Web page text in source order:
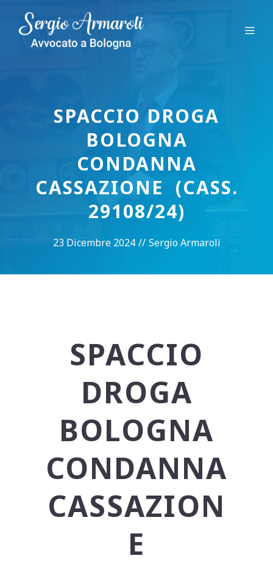
contenuto
SPACCIO DROGA
BOLOGNA
CONDANNA
CASSAZIONE (CASS.
29108/24)
23 Dicembre 2024 // Sergio Armaroli
SPACCIO
DROGA
BOLOGNA
CONDANNA
CASSAZION
E